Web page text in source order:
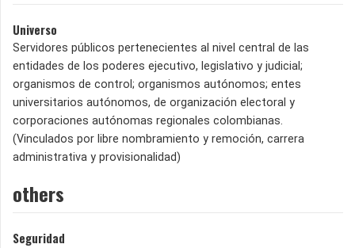
Universo
Servidores públicos pertenecientes al nivel central de las
entidades de los poderes ejecutivo, legislativo y judicial;
organismos de control; organismos autónomos; entes
universitarios autónomos, de organización electoral y
corporaciones autónomas regionales colombianas.
(Vinculados por libre nombramiento y remoción, carrera
administrativa y provisionalidad)
others
Seguridad